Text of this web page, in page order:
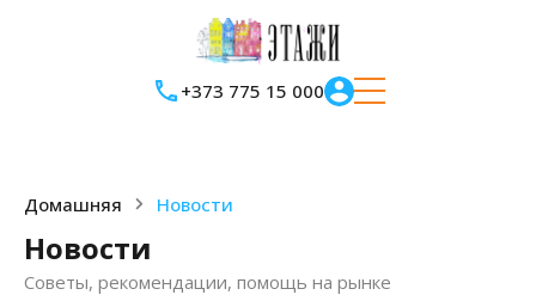
+373 775 15 000
Домашняя Новости
Новости
Советы, рекомендации, помощь на рынке